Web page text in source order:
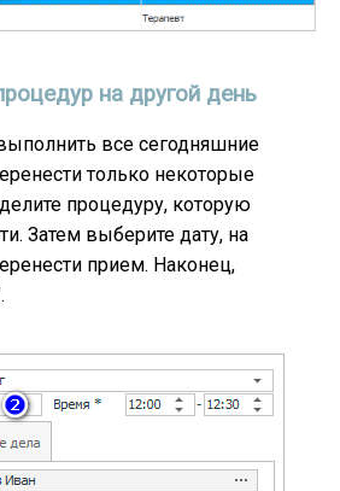
на другой день
все сегодняшние
только некоторые
процедуру, которую
Затем выберите дату, на
прием. Наконец,